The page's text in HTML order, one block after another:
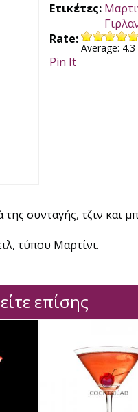
Ετικέτες:
Rate:
Average: 4.3
Pin It
της συνταγής, τζιν και
τύπου Μαρτίνι.
επίσης